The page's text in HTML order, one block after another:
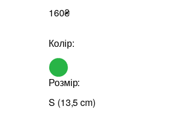
160₴
Колір:
Розмір:
S (13,5 cm)